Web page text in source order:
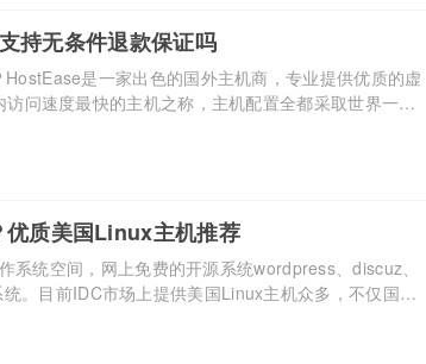
持无条件退款保证吗
是一家出色的国外主机商，专业提供优质的虚
问速度最快的主机之称，主机配置全都采取世界一流
机售后支持无条件退款保证吗？ 点击访问：HostEase
质美国Linux主机推荐
系统空间，网上免费的开源系统wordpress、discuz、
。目前IDC市场上提供美国Linux主机众多，不仅国内
主机？又有哪些优质美国Linux主机推荐？下满小编为